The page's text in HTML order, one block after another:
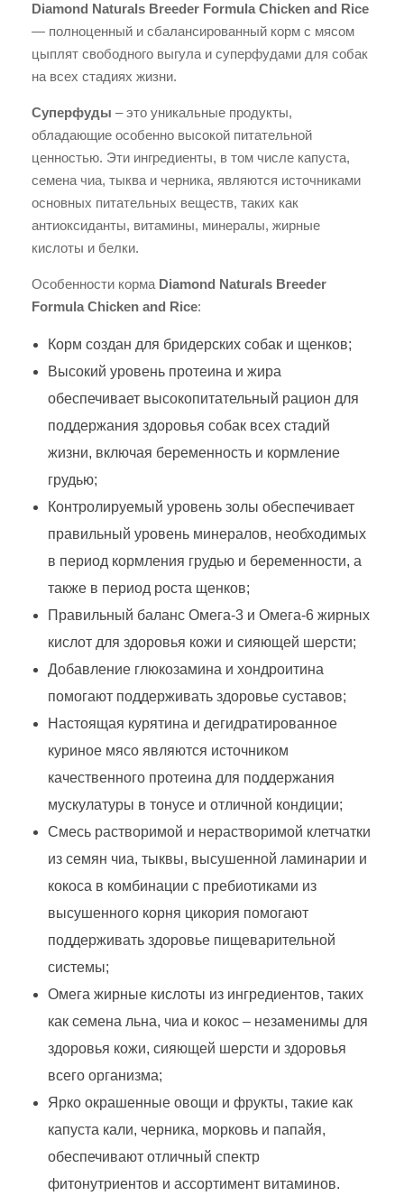
Diamond Naturals Breeder Formula Chicken and Rice
— полноценный и сбалансированный корм с мясом
цыплят свободного выгула и суперфудами для собак
на всех стадиях жизни.
Суперфуды – это уникальные продукты,
обладающие особенно высокой питательной
ценностью. Эти ингредиенты, в том числе капуста,
семена чиа, тыква и черника, являются источниками
основных питательных веществ, таких как
антиоксиданты, витамины, минералы, жирные
кислоты и белки.
Особенности корма Diamond Naturals Breeder
Formula Chicken and Rice:
Корм создан для бридерских собак и щенков;
Высокий уровень протеина и жира
обеспечивает высокопитательный рацион для
поддержания здоровья собак всех стадий
жизни, включая беременность и кормление
грудью;
Контролируемый уровень золы обеспечивает
правильный уровень минералов, необходимых
в период кормления грудью и беременности, а
также в период роста щенков;
Правильный баланс Омега-3 и Омега-6 жирных
кислот для здоровья кожи и сияющей шерсти;
Добавление глюкозамина и хондроитина
помогают поддерживать здоровье суставов;
Настоящая курятина и дегидратированное
куриное мясо являются источником
качественного протеина для поддержания
мускулатуры в тонусе и отличной кондиции;
Смесь растворимой и нерастворимой клетчатки
из семян чиа, тыквы, высушенной ламинарии и
кокоса в комбинации с пребиотиками из
высушенного корня цикория помогают
поддерживать здоровье пищеварительной
системы;
Омега жирные кислоты из ингредиентов, таких
как семена льна, чиа и кокос – незаменимы для
здоровья кожи, сияющей шерсти и здоровья
всего организма;
Ярко окрашенные овощи и фрукты, такие как
капуста кали, черника, морковь и папайя,
обеспечивают отличный спектр
фитонутриентов и ассортимент витаминов.